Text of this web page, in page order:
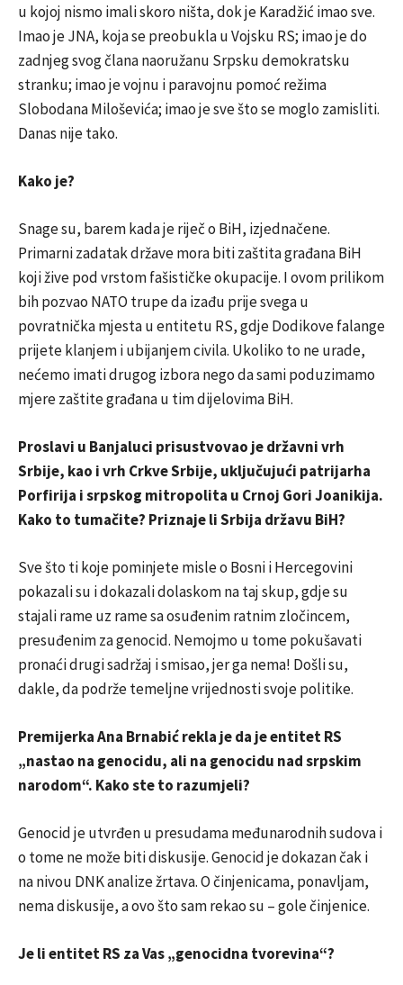
u kojoj nismo imali skoro ništa, dok je Karadžić imao sve.
Imao je JNA, koja se preobukla u Vojsku RS; imao je do
zadnjeg svog člana naoružanu Srpsku demokratsku
stranku; imao je vojnu i paravojnu pomoć režima
Slobodana Miloševića; imao je sve što se moglo zamisliti.
Danas nije tako.
Kako je?
Snage su, barem kada je riječ o BiH, izjednačene.
Primarni zadatak države mora biti zaštita građana BiH
koji žive pod vrstom fašističke okupacije. I ovom prilikom
bih pozvao NATO trupe da izađu prije svega u
povratnička mjesta u entitetu RS, gdje Dodikove falange
prijete klanjem i ubijanjem civila. Ukoliko to ne urade,
nećemo imati drugog izbora nego da sami poduzimamo
mjere zaštite građana u tim dijelovima BiH.
Proslavi u Banjaluci prisustvovao je državni vrh
Srbije, kao i vrh Crkve Srbije, uključujući patrijarha
Porfirija i srpskog mitropolita u Crnoj Gori Joanikija.
Kako to tumačite? Priznaje li Srbija državu BiH?
Sve što ti koje pominjete misle o Bosni i Hercegovini
pokazali su i dokazali dolaskom na taj skup, gdje su
stajali rame uz rame sa osuđenim ratnim zločincem,
presuđenim za genocid. Nemojmo u tome pokušavati
pronaći drugi sadržaj i smisao, jer ga nema! Došli su,
dakle, da podrže temeljne vrijednosti svoje politike.
Premijerka Ana Brnabić rekla je da je entitet RS
„nastao na genocidu, ali na genocidu nad srpskim
narodom“. Kako ste to razumjeli?
Genocid je utvrđen u presudama međunarodnih sudova i
o tome ne može biti diskusije. Genocid je dokazan čak i
na nivou DNK analize žrtava. O činjenicama, ponavljam,
nema diskusije, a ovo što sam rekao su – gole činjenice.
Je li entitet RS za Vas „genocidna tvorevina“?